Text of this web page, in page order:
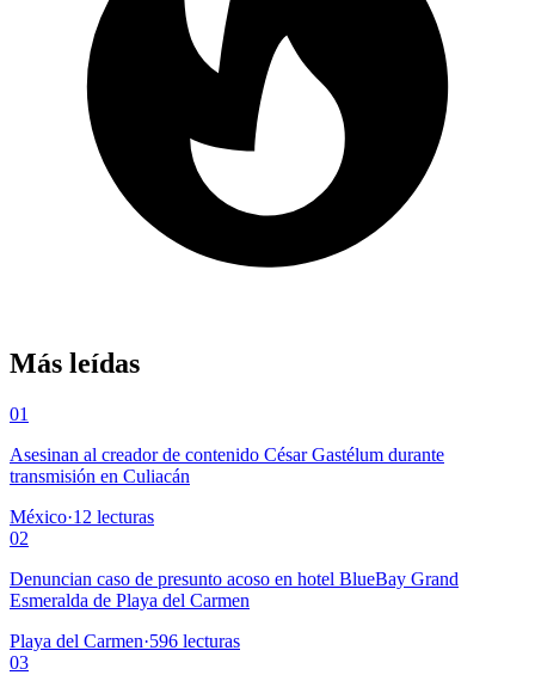
Más leídas
01
Asesinan al creador de contenido César Gastélum durante
transmisión en Culiacán
México·12 lecturas
02
Denuncian caso de presunto acoso en hotel BlueBay Grand
Esmeralda de Playa del Carmen
Playa del Carmen·596 lecturas
03